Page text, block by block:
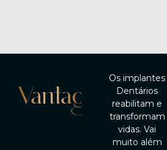
VantagensOs implantes
Dentários
reabilitam e
transformam
vidas. Vai
muito além